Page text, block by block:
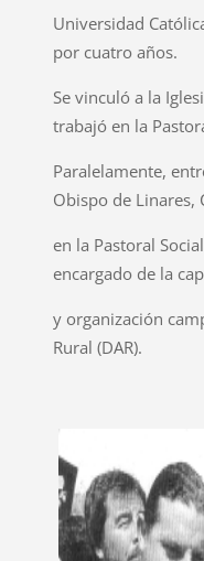
Universidad
por cuatro años.
Se vinculó a la
trabajó en la
Paralelamente,
Obispo de Linares,
en la Pastoral
encargado de la
y organización
Rural (DAR).